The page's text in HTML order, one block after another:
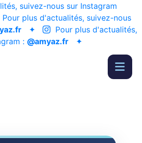
suivez-nous sur Instagram
Pour plus d'actualités, suivez-nous
✦
Pour plus d'actualités,
: @amyaz.fr ✦